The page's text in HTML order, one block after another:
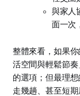
與家人
面一次
整體來看，如果
活空間與輕鬆節
的選項；但最理
走幾趟、甚至短